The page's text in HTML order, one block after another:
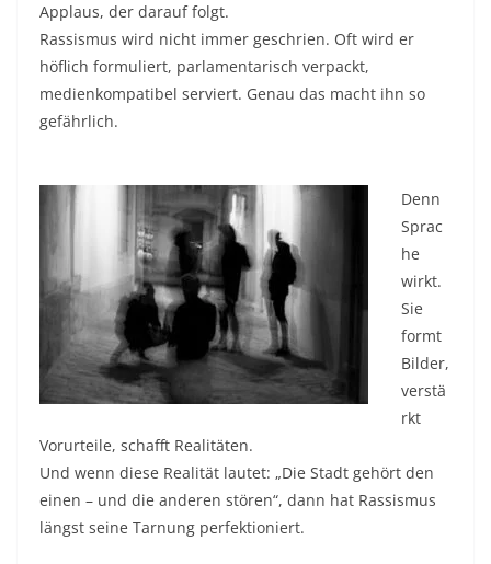
Applaus, der darauf folgt.
Rassismus wird nicht immer geschrien. Oft wird er
höflich formuliert, parlamentarisch verpackt,
medienkompatibel serviert. Genau das macht ihn so
gefährlich.
Denn
Sprac
he
wirkt.
Sie
formt
Bilder,
verstä
rkt
Vorurteile, schafft Realitäten.
Und wenn diese Realität lautet: „Die Stadt gehört den
einen – und die anderen stören“, dann hat Rassismus
längst seine Tarnung perfektioniert.